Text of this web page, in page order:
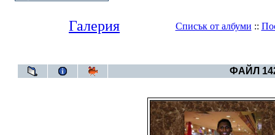
Галерия Списък от албуми ::
ФАЙЛ